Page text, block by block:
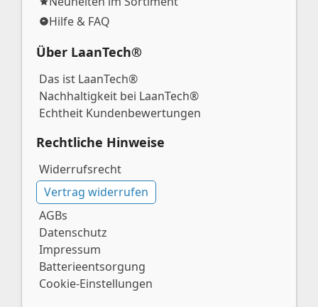
Hilfe & FAQ
Über LaanTech®
Das ist LaanTech®
Nachhaltigkeit bei LaanTech®
Echtheit Kundenbewertungen
Rechtliche Hinweise
Widerrufsrecht
Vertrag widerrufen
AGBs
Datenschutz
Impressum
Batterieentsorgung
Cookie-Einstellungen